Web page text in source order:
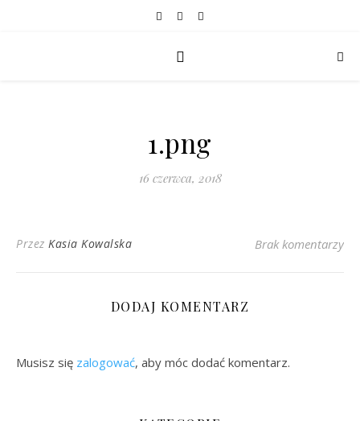
1.png
16 czerwca, 2018
Przez Kasia Kowalska Brak komentarzy
DODAJ KOMENTARZ
Musisz się zalogować, aby móc dodać komentarz.